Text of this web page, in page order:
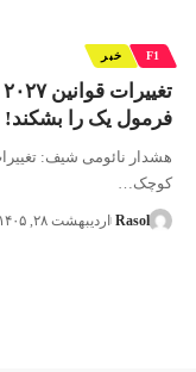
F1 خبر
فرمول یک را بشکند!
کوچک…
Rasol اردیبهشت ۲۸, ۱۴۰۵